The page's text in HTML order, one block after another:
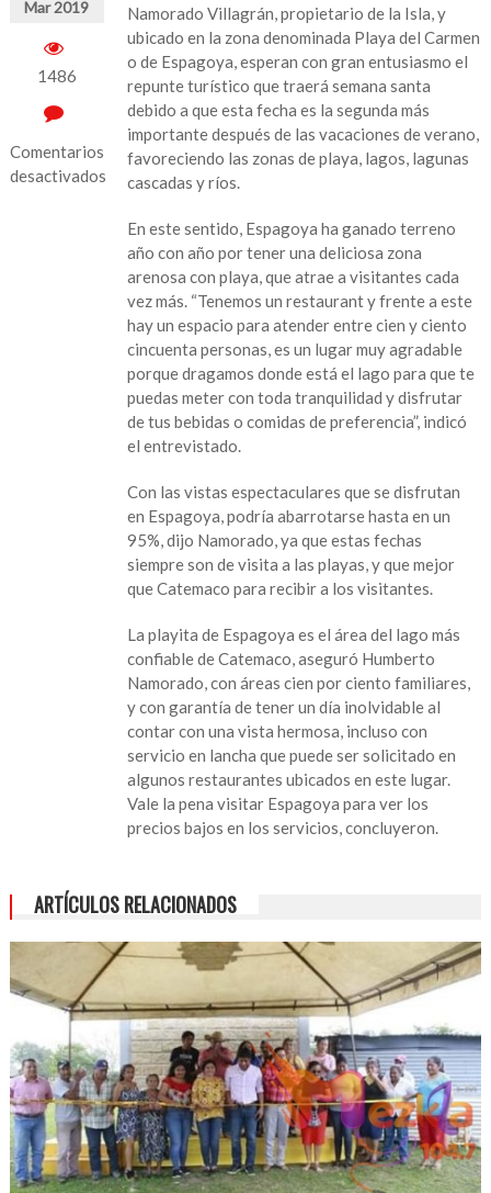
Mar 2019
1486
Comentarios
desactivados
Namorado Villagrán, propietario de la Isla, y
ubicado en la zona denominada Playa del Carmen
o de Espagoya, esperan con gran entusiasmo el
repunte turístico que traerá semana santa
debido a que esta fecha es la segunda más
importante después de las vacaciones de verano,
favoreciendo las zonas de playa, lagos, lagunas
cascadas y ríos.
En este sentido, Espagoya ha ganado terreno
año con año por tener una deliciosa zona
arenosa con playa, que atrae a visitantes cada
vez más. “Tenemos un restaurant y frente a este
hay un espacio para atender entre cien y ciento
cincuenta personas, es un lugar muy agradable
porque dragamos donde está el lago para que te
puedas meter con toda tranquilidad y disfrutar
de tus bebidas o comidas de preferencia”, indicó
el entrevistado.
Con las vistas espectaculares que se disfrutan
en Espagoya, podría abarrotarse hasta en un
95%, dijo Namorado, ya que estas fechas
siempre son de visita a las playas, y que mejor
que Catemaco para recibir a los visitantes.
La playita de Espagoya es el área del lago más
confiable de Catemaco, aseguró Humberto
Namorado, con áreas cien por ciento familiares,
y con garantía de tener un día inolvidable al
contar con una vista hermosa, incluso con
servicio en lancha que puede ser solicitado en
algunos restaurantes ubicados en este lugar.
Vale la pena visitar Espagoya para ver los
precios bajos en los servicios, concluyeron.
ARTÍCULOS RELACIONADOS